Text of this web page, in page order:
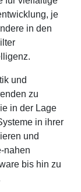
je
in den
und
zu
in der Lage
in ihrer
und
nahen
bis hin zu